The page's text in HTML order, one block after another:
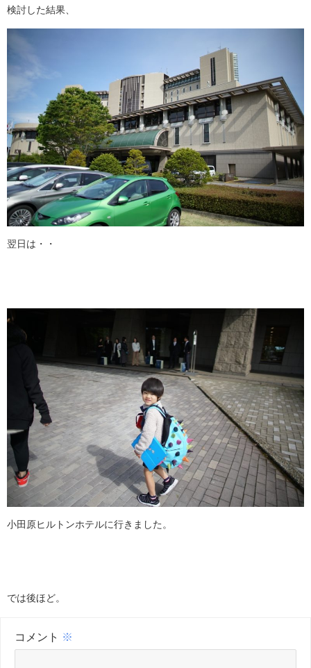
検討した結果、
翌日は・・
小田原ヒルトンホテルに行きました。
では後ほど。
コメント ※